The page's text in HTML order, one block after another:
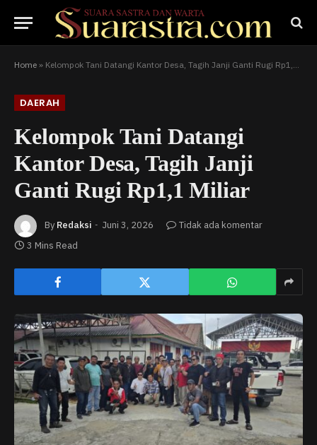
Home » Kelompok Tani Datangi Kantor Desa, Tagih Janji Ganti Rugi Rp1,1 Miliar
DAERAH
Kelompok Tani Datangi
Kantor Desa, Tagih Janji
Ganti Rugi Rp1,1 Miliar
By Redaksi Juni 3, 2026
Tidak ada komentar
3 Mins Read